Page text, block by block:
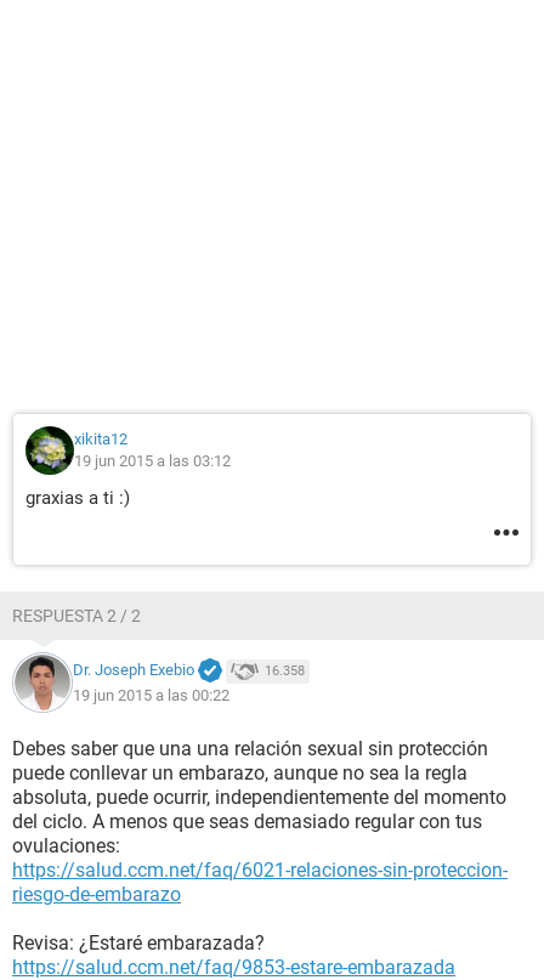
xikita12
19 jun 2015 a las 03:12
graxias a ti :)
RESPUESTA 2 / 2
Dr. Joseph Exebio 16.358
19 jun 2015 a las 00:22
Debes saber que una una relación sexual sin protección
puede conllevar un embarazo, aunque no sea la regla
absoluta, puede ocurrir, independientemente del momento
del ciclo. A menos que seas demasiado regular con tus
ovulaciones:
https://salud.ccm.net/faq/6021-relaciones-sin-proteccion-
riesgo-de-embarazo
Revisa: ¿Estaré embarazada?
https://salud.ccm.net/faq/9853-estare-embarazada